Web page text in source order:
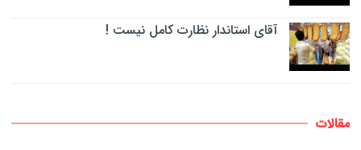
آقای استاندار نظارت کامل نیست !
مقالات